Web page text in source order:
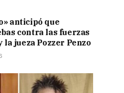
anticipó que
contra las fuerzas
la jueza Pozzer Penzo